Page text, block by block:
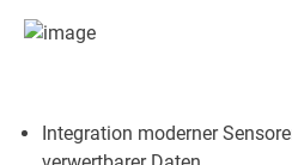
Integration moderner